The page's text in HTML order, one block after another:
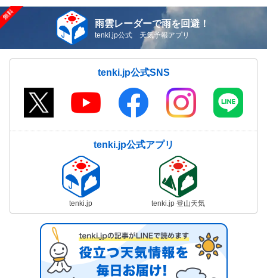
雨雲レーダーで雨を回避！
tenki.jp公式 天気予報アプリ
tenki.jp公式SNS
tenki.jp公式アプリ
tenki.jp tenki.jp 登山天気